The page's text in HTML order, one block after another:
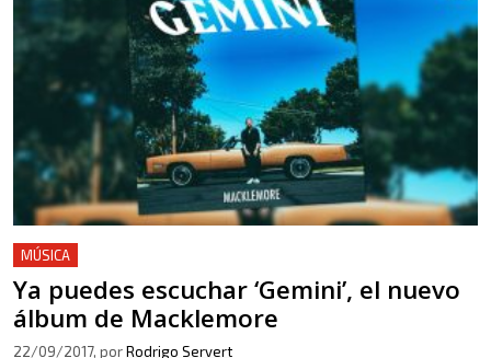
MÚSICA
Ya puedes escuchar ‘Gemini’, el nuevo
álbum de Macklemore
22/09/2017, porRodrigo Servert